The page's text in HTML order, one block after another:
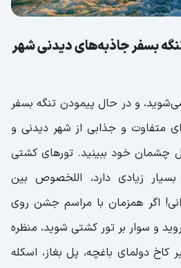
بسفر جاذبه‌های دیدنی شهر
و در حال پیمودن تنگه بسفر
متفاوت و جذابی از شهر دیدنی و
چشمان خود ببینید. تورهای کشتی
زیادی دارد، اللخصوص بین
اگر همزمان با مراسم جشن روی
و سوار بر تور کشتی شوید، منظره
کاخ دولمای باغچه، پل بغاز، اسکله